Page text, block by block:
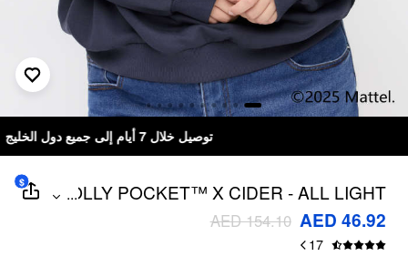
POLLY POCKET™️ X CIDER - ALL LIGHT
HOODIE CURVE & PLUS
...
AED 46.92
AED 154.10
17
$